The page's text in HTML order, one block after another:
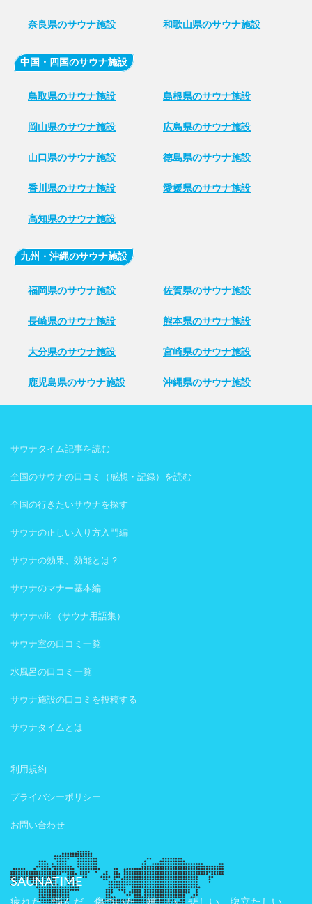
奈良県のサウナ施設 和歌山県のサウナ施設
中国・四国のサウナ施設
鳥取県のサウナ施設 島根県のサウナ施設
岡山県のサウナ施設 広島県のサウナ施設
山口県のサウナ施設 徳島県のサウナ施設
香川県のサウナ施設 愛媛県のサウナ施設
高知県のサウナ施設
九州・沖縄のサウナ施設
福岡県のサウナ施設 佐賀県のサウナ施設
長崎県のサウナ施設 熊本県のサウナ施設
大分県のサウナ施設 宮崎県のサウナ施設
鹿児島県のサウナ施設 沖縄県のサウナ施設
サウナタイム記事を読む
全国のサウナの口コミ（感想・記録）を読む
全国の行きたいサウナを探す
サウナの正しい入り方入門編
サウナの効果、効能とは？
サウナのマナー基本編
サウナwiki（サウナ用語集）
サウナ室の口コミ一覧
水風呂の口コミ一覧
サウナ施設の口コミを投稿する
サウナタイムとは
利用規約
プライバシーポリシー
お問い合わせ
SAUNATIME